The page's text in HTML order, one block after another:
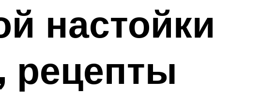
настойки
рецепты